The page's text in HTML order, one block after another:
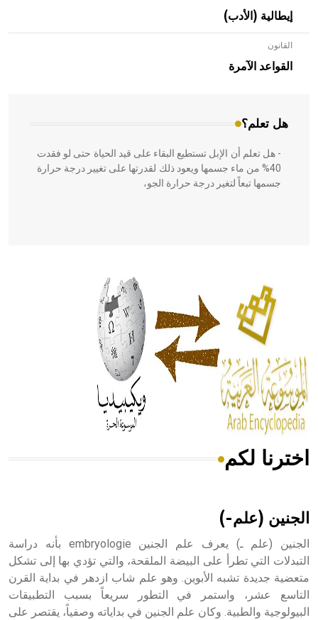
إيطالية (الأدب)
القانون
القواعد الآمرة
هل تعلم؟
- هل تعلم أن الأبلق نوع من الفنون الهندسية التي ارتبطت
بالعمارة الإسلامية في بلاد الشام ومصر خاصة، حيث يحرص
المعمار على بناء مداميكه وخاصة في الواجهات
- هل تعلم أن الإبل تستطيع البقاء على قيد الحياة حتى لو فقدت
40% من ماء جسمها ويعود ذلك لقدرتها على تغيير درجة حرارة
جسمها تبعاً لتغير درجة حرارة الجو،
الحكم، الأدلة، تنظيم التغذية، ورسالته في جروح الرأس. ويعود
له الفضل بأنه حرر الطب من الدين والفلسفة.
- هل تعلم أن المرجان إفراز حيواني يتكون في البحر ويتركب
من مادة كربونات الكلسيوم، وهو أحمر أو شديد الحمرة وهو
أجود أنواعه، ويمتاز بكبر الحجم ويسمى الش
هل تعلم أن الأبسيد كلمة فرنسية اللفظ تم اعتمادها مصطلحاً
- هل تعلم أن أبجر Abgar اسم معروف جيداً يعود إلى عدد من
الملوك الذين حكموا مدينة إديسا (الرها) من أبجر الأول وحتى
التاسع، وهم ينتسبون إلى أسرة أوسروين
اخترنا لكم
الجنين (علم-)
الجنين (علم ـ) يعرف علم الجنين embryologie بأنه دراسة
التبدلات التي تطرأ على البيضة الملقحة، والتي تؤدي بها إلى تشكل
متعضية جديدة تشبه الأبوين. وهو علم شاب ازدهر في بداية القرن
التاسع عشر، واستمر في التطور سريعاً بسبب التطبيقات
البيولوجية والطبية. وكان علم الجنين في بداياته وصفياً، يقتصر على